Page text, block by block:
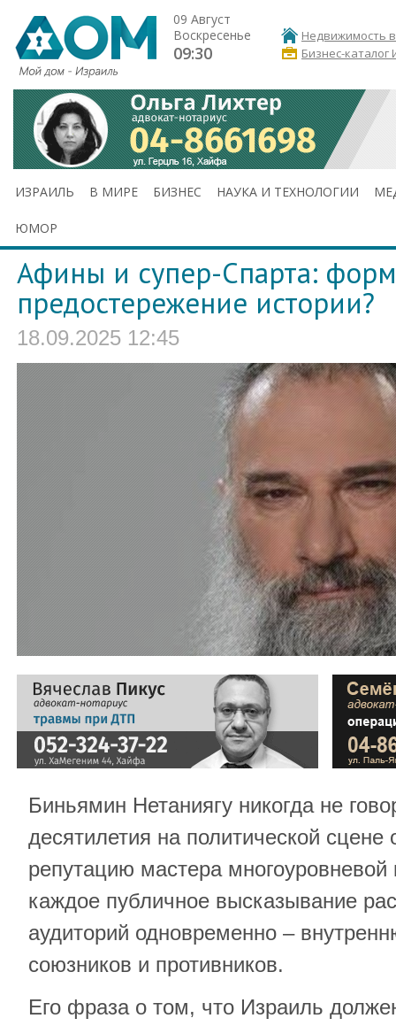
09 Август
Воскресенье
09:30
Недвижимость
Бизнес-каталог
ИЗРАИЛЬ В МИРЕ БИЗНЕС НАУКА И ТЕХНОЛОГИИ
ЮМОР
Афины и супер-Спарта:
предостережение истории?
18.09.2025 12:45
Биньямин Нетаниягу никогда не
десятилетия на политической сцене
репутацию мастера
каждое публичное высказывание
аудиторий одновременно –
союзников и противников.
Его фраза о том, что Израиль